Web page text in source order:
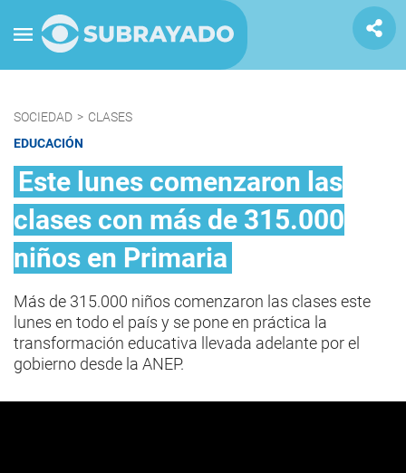
SOCIEDAD > CLASES
EDUCACIÓN
Este lunes comenzaron las
clases con más de 315.000
niños en Primaria
Más de 315.000 niños comenzaron las clases este
lunes en todo el país y se pone en práctica la
transformación educativa llevada adelante por el
gobierno desde la ANEP.